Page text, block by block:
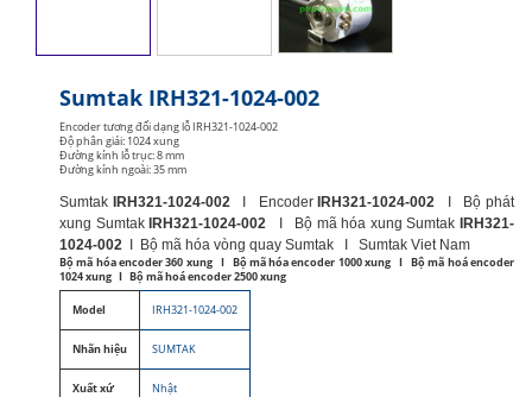
Sumtak IRH321-1024-002
Encoder tương đối dạng lỗ IRH321-1024-002
Độ phân giải: 1024 xung
Đường kính lỗ trục: 8 mm
Đường kính ngoài: 35 mm
Sumtak IRH321-1024-002 I EncoderIRH321-1024-002 I Bộ phát
xung SumtakIRH321-1024-002 I Bộ mã hóa xung SumtakIRH321-
1024-002 I Bộ mã hóa vòng quay Sumtak I Sumtak Viet Nam
Bộ mã hóa encoder 360 xung I Bộ mã hóa encoder 1000 xung I Bộ mã hoá encoder
1024 xung I Bộ mã hoá encoder 2500 xung
Model IRH321-1024-002
Nhãn hiệu SUMTAK
Xuất xứ Nhật